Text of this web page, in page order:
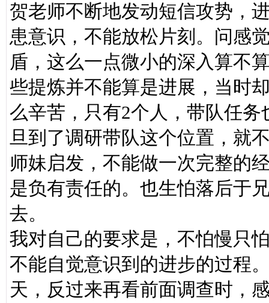
贺老师不断地发动短信攻势，
患意识，不能放松片刻。问感
盾，这么一点微小的深入算不
些提炼并不能算是进展，当时
么辛苦，只有2个人，带队任
旦到了调研带队这个位置，就
师妹启发，不能做一次完整的
是负有责任的。也生怕落后于
去。
我对自己的要求是，不怕慢只
不能自觉意识到的进步的过程
天，反过来再看前面调查时，